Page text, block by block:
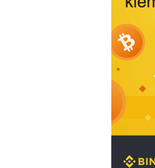
tế
thời
2.
ngủ
Để